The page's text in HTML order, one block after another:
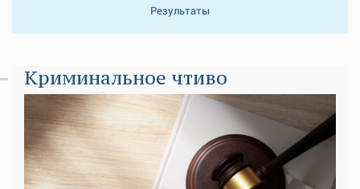
Результаты
Криминальное чтиво